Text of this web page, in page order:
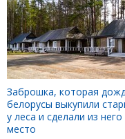
Заброшка, которая
белорусы выкупили
у леса и сделали из
место